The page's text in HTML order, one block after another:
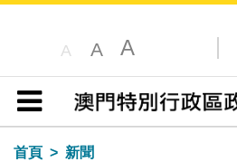
A A A
目錄
首頁
新聞